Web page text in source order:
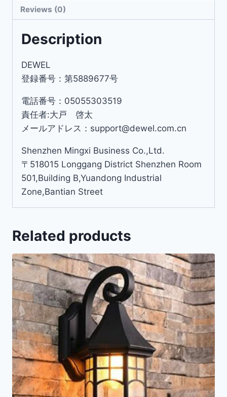
Reviews (0)
Description
DEWEL
登録番号：第5889677号
電話番号：05055303519
責任者:大戸 啓太
メールアドレス：support@dewel.com.cn
Shenzhen Mingxi Business Co.,Ltd.
〒518015 Longgang District Shenzhen Room
501,Building B,Yuandong Industrial
Zone,Bantian Street
Related products